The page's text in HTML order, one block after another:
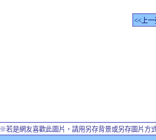
<<上一
※若是網友喜歡此圖片，請用另存背景或另存圖片方